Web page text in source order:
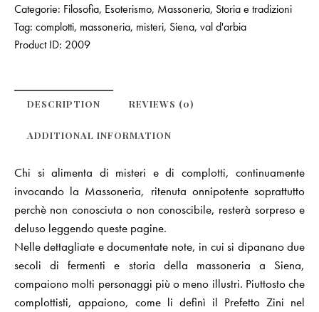
Categorie: Filosofia, Esoterismo, Massoneria, Storia e tradizioni
Tag: complotti, massoneria, misteri, Siena, val d'arbia
Product ID: 2009
DESCRIPTION REVIEWS (0)
ADDITIONAL INFORMATION
Chi si alimenta di misteri e di complotti, continuamente
invocando la Massoneria, ritenuta onnipotente soprattutto
perchè non conosciuta o non conoscibile, resterà sorpreso e
deluso leggendo queste pagine.
Nelle dettagliate e documentate note, in cui si dipanano due
secoli di fermenti e storia della massoneria a Siena,
compaiono molti personaggi più o meno illustri. Piuttosto che
complottisti, appaiono, come li definì il Prefetto Zini nel